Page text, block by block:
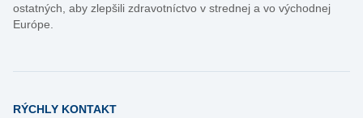
ostatných, aby zlepšili zdravotníctvo v strednej a vo východnej
Európe.
RÝCHLY KONTAKT